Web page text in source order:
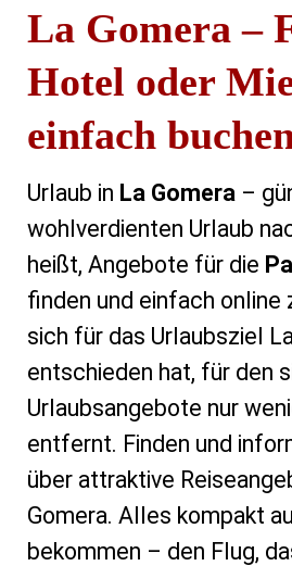
La Gomera –
Hotel oder
einfach
Urlaub in La Gomera –
wohlverdienten Urlaub
heißt, Angebote für die
finden und einfach online
sich für das Urlaubsziel
entschieden hat, für den
Urlaubsangebote nur
entfernt. Finden und
über attraktive
Gomera. Alles kompakt
bekommen – den Flug,